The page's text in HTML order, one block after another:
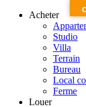
Acheter
Studio
Villa
Terrain
Bureau
Local
Ferme
Louer